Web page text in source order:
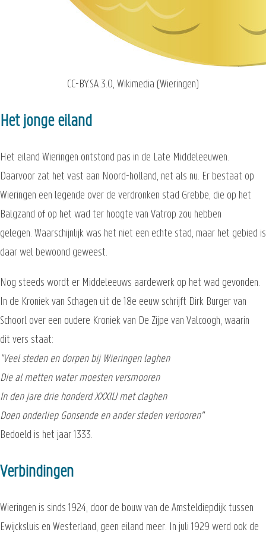
CC-BY.SA.3.0, Wikimedia (Wieringen)
Het jonge eiland
Het eiland Wieringen ontstond pas in de Late Middeleeuwen.
Daarvoor zat het vast aan Noord-holland, net als nu. Er bestaat op
Wieringen een legende over de verdronken stad Grebbe, die op het
Balgzand of op het wad ter hoogte van Vatrop zou hebben
gelegen. Waarschijnlijk was het niet een echte stad, maar het gebied is
daar wel bewoond geweest.
Nog steeds wordt er Middeleeuws aardewerk op het wad gevonden.
In de Kroniek van Schagen uit de 18e eeuw schrijft Dirk Burger van
Schoorl over een oudere Kroniek van De Zijpe van Valcoogh, waarin
dit vers staat:
"Veel steden en dorpen bij Wieringen laghen
Die al metten water moesten versmooren
In den jare drie honderd XXXIIJ met claghen
Doen onderliep Gonsende en ander steden verlooren"
Bedoeld is het jaar 1333.
Verbindingen
Wieringen is sinds 1924, door de bouw van de Amsteldiepdijk tussen
Ewijcksluis en Westerland, geen eiland meer. In juli 1929 werd ook de